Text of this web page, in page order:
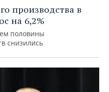
производства в
на 6,2%
половины
снизились